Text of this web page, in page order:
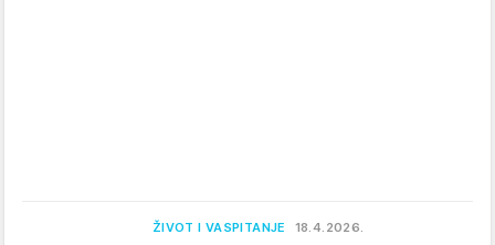
ŽIVOT I VASPITANJE 18.4.2026.